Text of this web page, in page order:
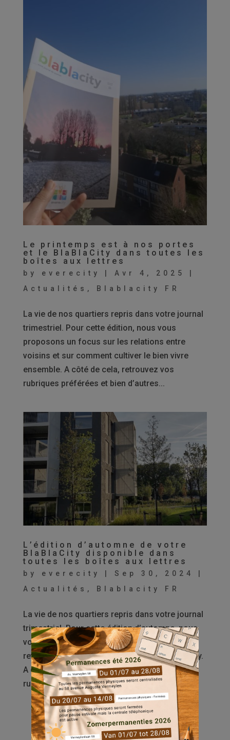
Le printemps est à nos portes
et le BlaBlaCity dans toutes les
boîtes aux lettres
by everecity | Avr 4, 2025
|
Actualités , Blablacity FR
La vie de nos quartiers repris dans votre journal
trimestriel. Pour cette édition, nous vous
proposons un focus sur les relations entre
voisins et sur comment cultiver le bien vivre
ensemble. A côté de cela, retrouvez vos
rubriques préférées et bien d’autres...
L’édition d’automne de votre
BlaBlaCity disponible dans
toutes les boîtes aux lettres
by everecity Sep 30, 2024
Actualités , Blablacity FR
La vie de nos quartiers repris dans votre journal
trimestriel. Pour cette édition d’automne, nous
vous proposons un dossier spécial avec un
retour sur nos 6 années d’action pour Everecity.
A côté de ces informations, retrouvez vos
rubriques préférées et bien d’autres...